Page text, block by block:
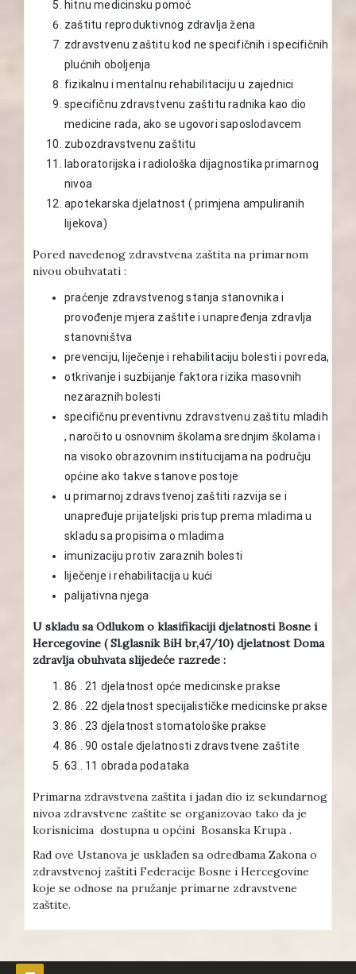
hitnu medicinsku pomoć
zaštitu reproduktivnog zdravlja žena
zdravstvenu zaštitu kod ne specifičnih i specifičnih
plućnih oboljenja
fizikalnu i mentalnu rehabilitaciju u zajednici
specifičnu zdravstvenu zaštitu radnika kao dio
medicine rada, ako se ugovori saposlodavcem
zubozdravstvenu zaštitu
laboratorijska i radiološka dijagnostika primarnog
nivoa
apotekarska djelatnost ( primjena ampuliranih
lijekova)
Pored navedenog zdravstvena zaštita na primarnom
nivou obuhvatati :
praćenje zdravstvenog stanja stanovnika i
provođenje mjera zaštite i unapređenja zdravlja
stanovništva
prevenciju, liječenje i rehabilitaciju bolesti i povreda,
otkrivanje i suzbijanje faktora rizika masovnih
nezaraznih bolesti
specifičnu preventivnu zdravstvenu zaštitu mladih
, naročito u osnovnim školama srednjim školama i
na visoko obrazovnim institucijama na području
općine ako takve stanove postoje
u primarnoj zdravstvenoj zaštiti razvija se i
unapređuje prijateljski pristup prema mladima u
skladu sa propisima o mladima
imunizaciju protiv zaraznih bolesti
liječenje i rehabilitacija u kući
palijativna njega
U skladu sa Odlukom o klasifikaciji djelatnosti Bosne i
Hercegovine ( Sl.glasnik BiH br,47/10) djelatnost Doma
zdravlja obuhvata slijedeće razrede :
86 . 21 djelatnost opće medicinske prakse
86 . 22 djelatnost specijalističke medicinske prakse
86 . 23 djelatnost stomatološke prakse
86 . 90 ostale djelatnosti zdravstvene zaštite
63 . 11 obrada podataka
Primarna zdravstvena zaštita i jadan dio iz sekundarnog
nivoa zdravstvene zaštite se organizovao tako da je
korisnicima dostupna u općini Bosanska Krupa .
Rad ove Ustanova je usklađen sa odredbama Zakona o
zdravstvenoj zaštiti Federacije Bosne i Hercegovine
koje se odnose na pružanje primarne zdravstvene
zaštite.